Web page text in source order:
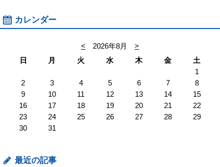
カレンダー
< 2026年8月
>
日
月 火 水 木 金
土
1
2
3 4 5 6 7
8
9
10 11 12 13 14
15
16
17 18 19 20 21
22
23
24 25 26 27 28
29
30
31
最近の記事